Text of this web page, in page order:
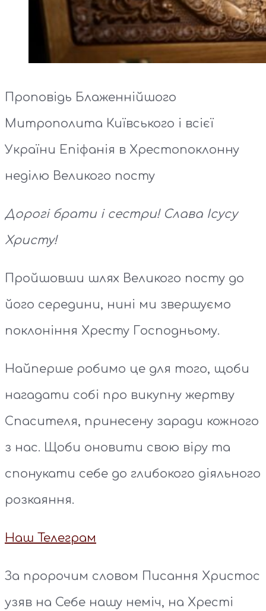
Проповідь Блаженнійшого
Митрополита Київського і всієї
України Епіфанія в Хрестопоклонну
неділю Великого посту
Дорогі брати і сестри! Слава Ісусу
Христу!
Пройшовши шлях Великого посту до
його середини, нині ми звершуємо
поклоніння Хресту Господньому.
Найперше робимо це для того, щоби
нагадати собі про викупну жертву
Спасителя, принесену заради кожного
з нас. Щоби оновити свою віру та
спонукати себе до глибокого діяльного
розкаяння.
Наш Телеграм
За пророчим словом Писання Христос
узяв на Себе нашу неміч, на Хресті